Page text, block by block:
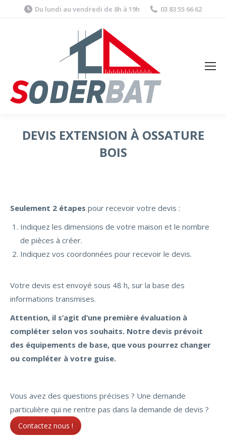
Du lundi au vendredi de 8h à 19h 03 83 55 66 62
DEVIS EXTENSION À OSSATURE
BOIS
Seulement 2 étapes pour recevoir votre devis :
Indiquez les dimensions de votre maison et le nombre
de pièces à créer.
Indiquez vos coordonnées pour recevoir le devis.
Votre devis est envoyé sous 48 h, sur la base des
informations transmises.
Attention, il s’agit d’une première évaluation à
compléter selon vos souhaits. Notre devis prévoit
des équipements de base, que vous pourrez changer
ou compléter à votre guise.
Vous avez des questions précises ? Une demande
particulière qui ne rentre pas dans la demande de devis ?
Contactez nous !